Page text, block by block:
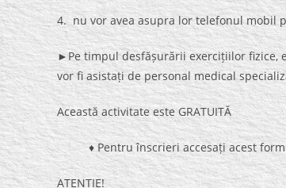
4. nu vor avea asupra lor telefonul mobil
►Pe timpul desfășurării exercițiilor fizice,
vor fi asistați de personal medical
Această activitate este GRATUITĂ
♦ Pentru înscrieri accesați acest
ATENȚIE!